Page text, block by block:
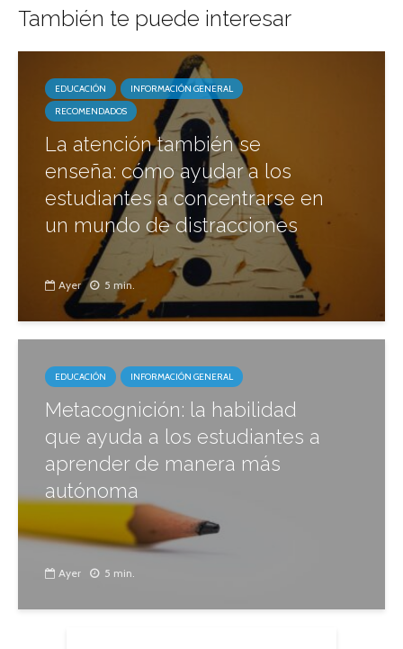
También te puede interesar
EDUCACIÓN
INFORMACIÓN GENERAL
RECOMENDADOS
La atención también se
enseña: cómo ayudar a los
estudiantes a concentrarse en
un mundo de distracciones
Ayer 5 min.
EDUCACIÓN INFORMACIÓN GENERAL
Metacognición: la habilidad
que ayuda a los estudiantes a
aprender de manera más
autónoma
Ayer 5 min.